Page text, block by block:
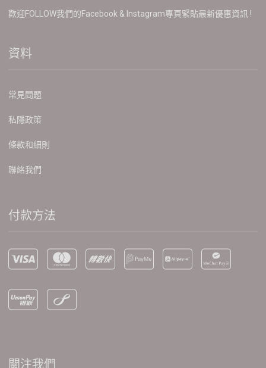
歡迎FOLLOW我們的Facebook & Instagram專頁緊貼最新優惠資訊 !
資料
常見問題
私隱政策
條款和細則
聯絡我們
付款方法
關注我們